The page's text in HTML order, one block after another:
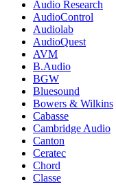
Audio Research
AudioControl
Audiolab
AudioQuest
AVM
B.Audio
BGW
Bluesound
Bowers & Wilkins
Cabasse
Cambridge Audio
Canton
Ceratec
Chord
Classe